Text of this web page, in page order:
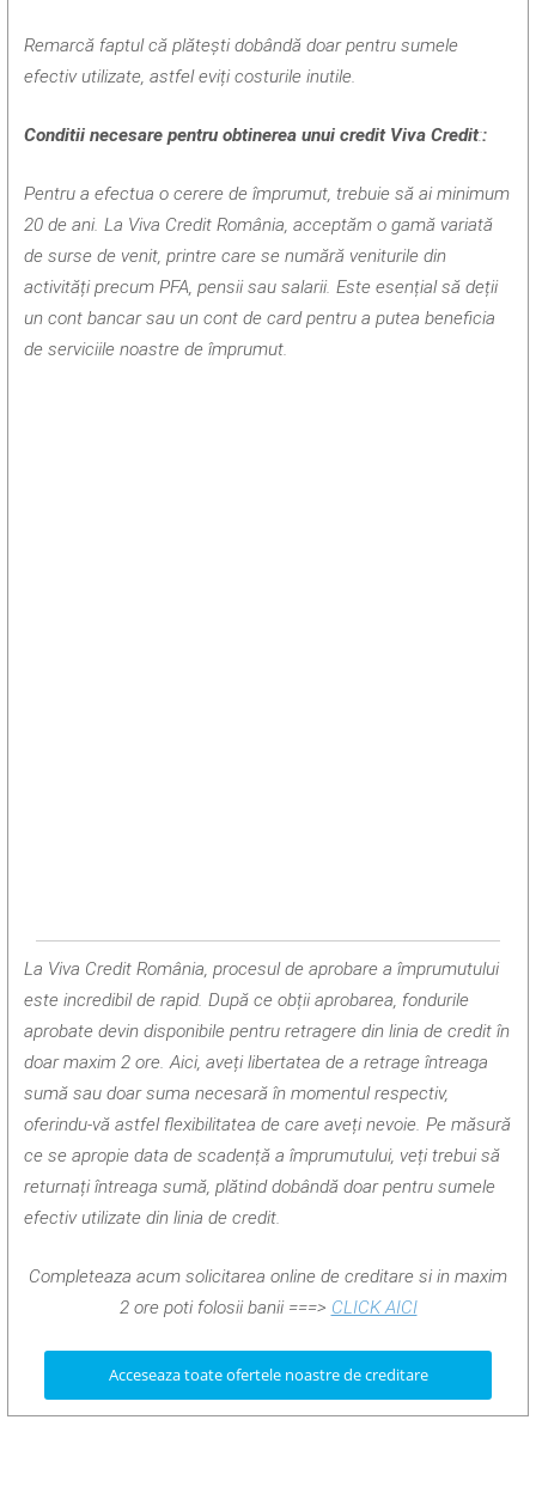
Remarcă faptul că plătești dobândă doar pentru sumele
efectiv utilizate, astfel eviți costurile inutile.
Conditii necesare pentru obtinerea unui credit Viva Credit::
Pentru a efectua o cerere de împrumut, trebuie să ai minimum
20 de ani. La Viva Credit România, acceptăm o gamă variată
de surse de venit, printre care se numără veniturile din
activități precum PFA, pensii sau salarii. Este esențial să deții
un cont bancar sau un cont de card pentru a putea beneficia
de serviciile noastre de împrumut.
La Viva Credit România, procesul de aprobare a împrumutului
este incredibil de rapid. După ce obții aprobarea, fondurile
aprobate devin disponibile pentru retragere din linia de credit în
doar maxim 2 ore. Aici, aveți libertatea de a retrage întreaga
sumă sau doar suma necesară în momentul respectiv,
oferindu-vă astfel flexibilitatea de care aveți nevoie. Pe măsură
ce se apropie data de scadență a împrumutului, veți trebui să
returnați întreaga sumă, plătind dobândă doar pentru sumele
efectiv utilizate din linia de credit.
Completeaza acum solicitarea online de creditare si in maxim
2 ore poti folosii banii ===> CLICK AICI
Acceseaza toate ofertele noastre de creditare